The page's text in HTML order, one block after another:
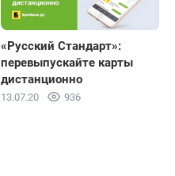
«Русский Стандарт»:
перевыпускайте карты
дистанционно
13.07.20 936